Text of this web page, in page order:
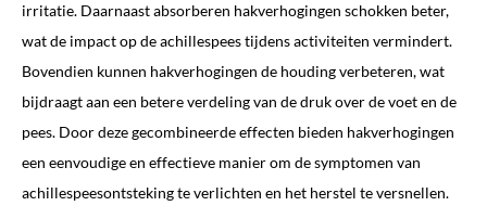
irritatie. Daarnaast absorberen hakverhogingen schokken beter,
wat de impact op de achillespees tijdens activiteiten vermindert.
Bovendien kunnen hakverhogingen de houding verbeteren, wat
bijdraagt aan een betere verdeling van de druk over de voet en de
pees. Door deze gecombineerde effecten bieden hakverhogingen
een eenvoudige en effectieve manier om de symptomen van
achillespeesontsteking te verlichten en het herstel te versnellen.